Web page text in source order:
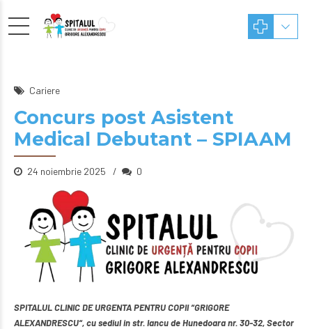
Cariere
Concurs post Asistent
Medical Debutant – SPIAAM
24 noiembrie 2025 0
SPITALUL CLINIC DE URGENTA PENTRU COPII “GRIGORE
ALEXANDRESCU“, cu sediul in str. Iancu de Hunedoara nr. 30-32, Sector